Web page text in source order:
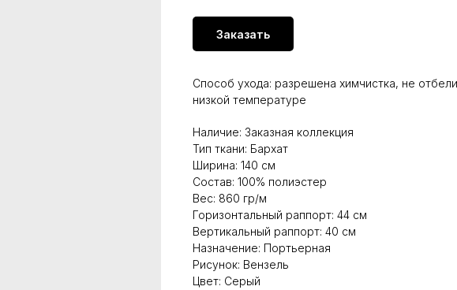
Заказать
Способ ухода: разрешена химчистка, не
низкой температуре
Наличие: Заказная коллекция
Тип ткани: Бархат
Ширина: 140 см
Состав: 100% полиэстер
Вес: 860 гр/м
Горизонтальный раппорт: 44 см
Вертикальный раппорт: 40 см
Назначение: Портьерная
Рисунок: Вензель
Цвет: Серый